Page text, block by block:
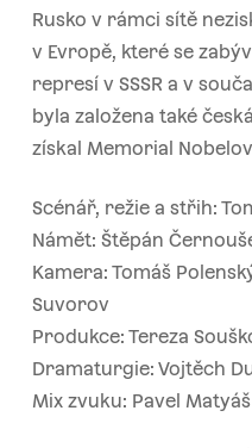
Rusko v rámci sítě
v Evropě, které se
represí v SSSR a v
byla založena také
získal Memorial
Scénář, režie a střih:
Námět: Štěpán
Kamera: Tomáš
Suvorov
Produkce: Tereza
Dramaturgie: Vojtěch
Mix zvuku: Pavel Matyáš